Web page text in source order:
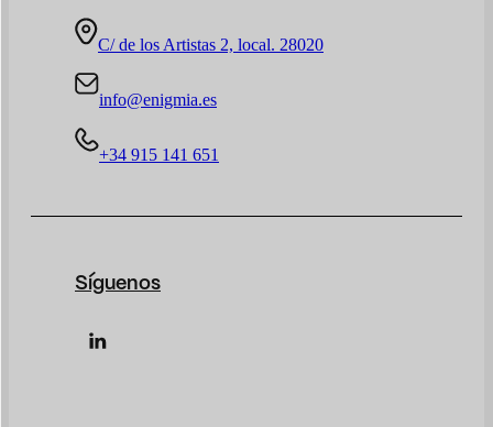
C/ de los Artistas 2, local. 28020
info@enigmia.es
+34 915 141 651
Síguenos